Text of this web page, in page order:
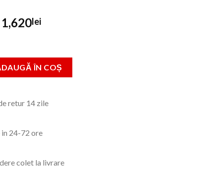
Prețul
inițial
fost:
1,670lei.
1,620leiPrețul
1,620lei.
de sudura automata Telwin, T-VIEW, Clasa optica : 1/1/1/1
ÎN COȘ
retur 14 zile
in 24-72 ore
colet la livrare